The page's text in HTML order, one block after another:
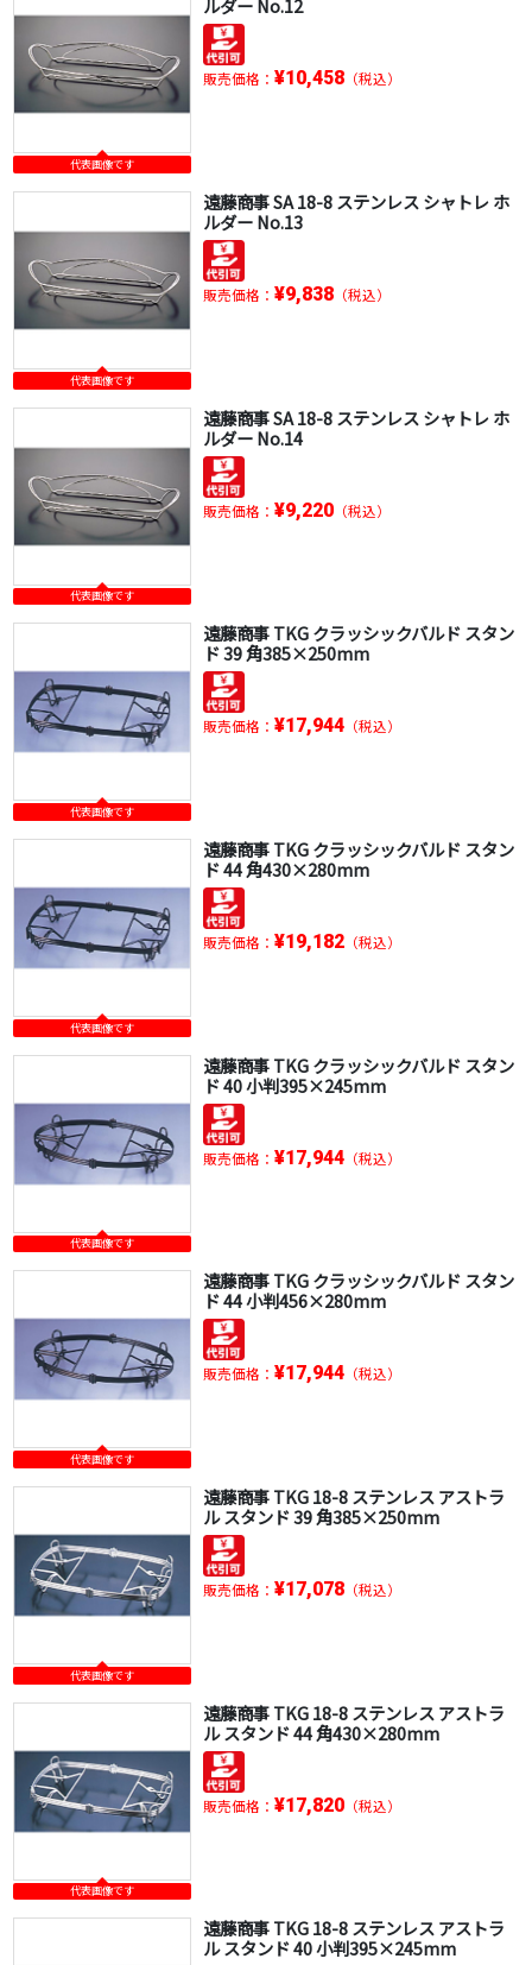
代表画像です
ルダー No.12
販売価格： ¥10,458（税込）
代表画像です
遠藤商事 SA 18-8 ステンレス シャトレ ホ
ルダー No.13
販売価格： ¥9,838（税込）
代表画像です
遠藤商事 SA 18-8 ステンレス シャトレ ホ
ルダー No.14
販売価格： ¥9,220（税込）
代表画像です
遠藤商事 TKG クラッシックバルド スタン
ド 39 角385×250mm
販売価格： ¥17,944（税込）
代表画像です
遠藤商事 TKG クラッシックバルド スタン
ド 44 角430×280mm
販売価格： ¥19,182（税込）
代表画像です
遠藤商事 TKG クラッシックバルド スタン
ド 40 小判395×245mm
販売価格： ¥17,944（税込）
代表画像です
遠藤商事 TKG クラッシックバルド スタン
ド 44 小判456×280mm
販売価格： ¥17,944（税込）
代表画像です
遠藤商事 TKG 18-8 ステンレス アストラ
ル スタンド 39 角385×250mm
販売価格： ¥17,078（税込）
代表画像です
遠藤商事 TKG 18-8 ステンレス アストラ
ル スタンド 44 角430×280mm
販売価格： ¥17,820（税込）
遠藤商事 TKG 18-8 ステンレス アストラ
ル スタンド 40 小判395×245mm